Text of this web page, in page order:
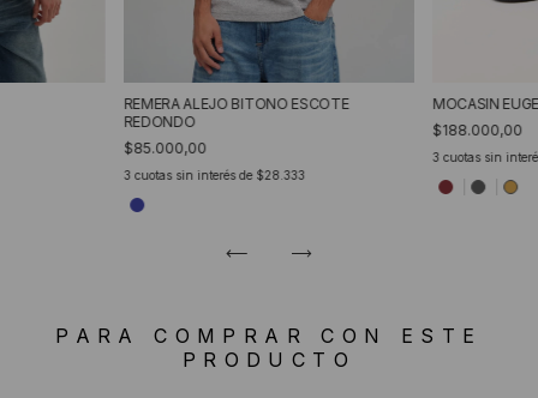
REMERA ALEJO BITONO ESCOTE
REDONDO
$85.000,00
3 cuotas sin interés de $28.333
MOCASIN
$188.000,00
3cuotas sin
PARA COMPRAR CON ESTE
PRODUCTO